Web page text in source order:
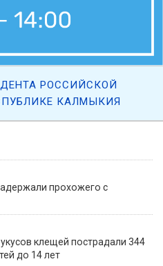
прохожего с
клещей пострадали 344
до 14 лет
РОССИЙСКОЙ
КАЛМЫКИЯ